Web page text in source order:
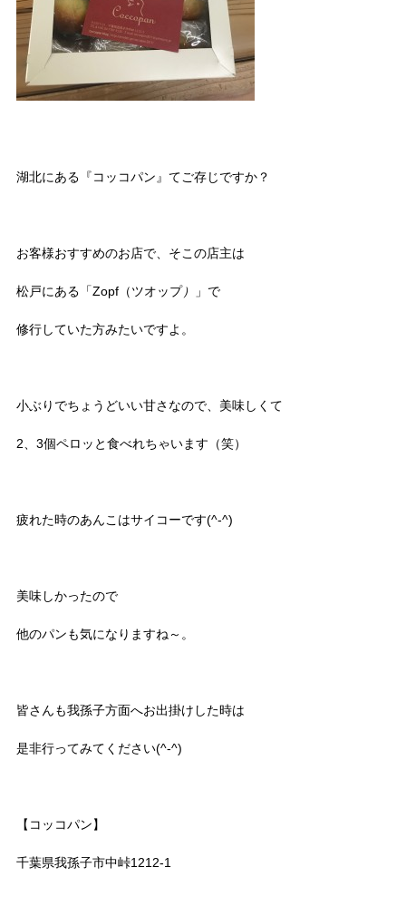
湖北にある『コッコパン』てご存じですか？
お客様おすすめのお店で、そこの店主は
松戸にある「Zopf（ツオップ） 」で
修行していた方みたいですよ。
小ぶりでちょうどいい甘さなので、美味しくて
2、3個ペロッと食べれちゃいます（笑）
疲れた時のあんこはサイコーです(^-^)
美味しかったので
他のパンも気になりますね～。
皆さんも我孫子方面へお出掛けした時は
是非行ってみてください(^-^)
【コッコパン】
千葉県我孫子市中峠1212-1